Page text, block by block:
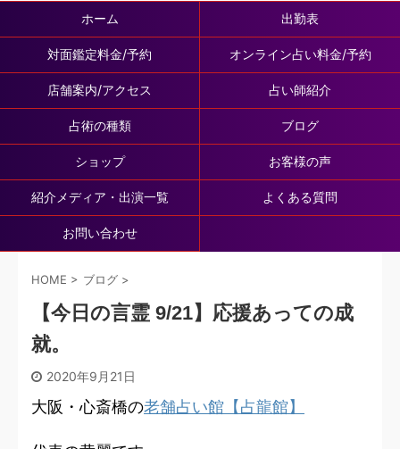
ホーム 出勤表
対面鑑定料金/予約 オンライン占い料金/予約
店舗案内/アクセス 占い師紹介
占術の種類 ブログ
ショップ お客様の声
紹介メディア・出演一覧 よくある質問
お問い合わせ
HOME > ブログ >
【今日の言霊 9/21】応援あっての成
就。
2020年9月21日
大阪・心斎橋の老舗占い館【占龍館】